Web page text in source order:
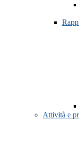
Attività e